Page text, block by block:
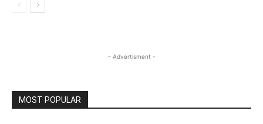
- Advertisment -
MOST POPULAR